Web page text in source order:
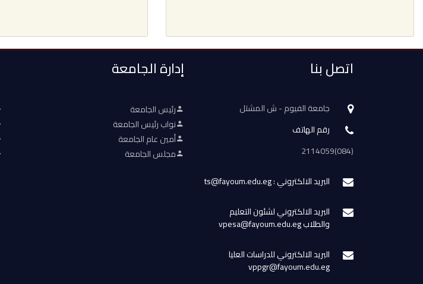
اتصل بنا
جامعة الفيوم - ش المشتل
رقم الهاتف
(084)2114059
البريد الالكتروني : ts@fayoum.edu.eg
البريد الالكتروني لشئون التعليم
والطلاب vpesa@fayoum.edu.eg
البريد الالكتروني للدراسات العليا
vppgr@fayoum.edu.eg
إدارة الجامعة
رئيس الجامعة
نواب رئيس الجامعة
أمين عام الجامعة
مجلس الجامعة